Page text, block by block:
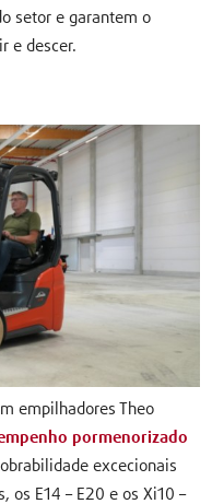
setor e garantem o
e descer.
empilhadores Theo
pormenorizado
excecionais
os E14 – E20 e os Xi10 –